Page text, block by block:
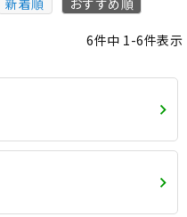
新着順 おすすめ順
6件中 1-6件表示